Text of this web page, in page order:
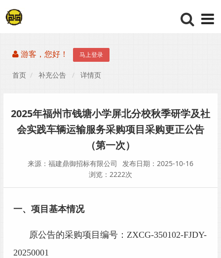
游客，您好！ 马上登录
首页 补充公告 详情页
2025年福州市钱塘小学屏北分校秋季研学及社
会实践车辆运输服务采购项目采购更正公告
（第一次）
来源：福建鼎御招标有限公司
发布日期：2025-10-16
浏览：2222次
一、项目基本情况
原公告的采购项目编号： ZXCG-350102-FJDY-
20250001